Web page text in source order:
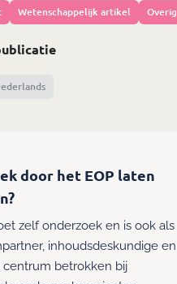
Wetenschappelijk artikel Overig
door het EOP laten
zelf onderzoek en is ook als
inhoudsdeskundige en
centrum betrokken bij